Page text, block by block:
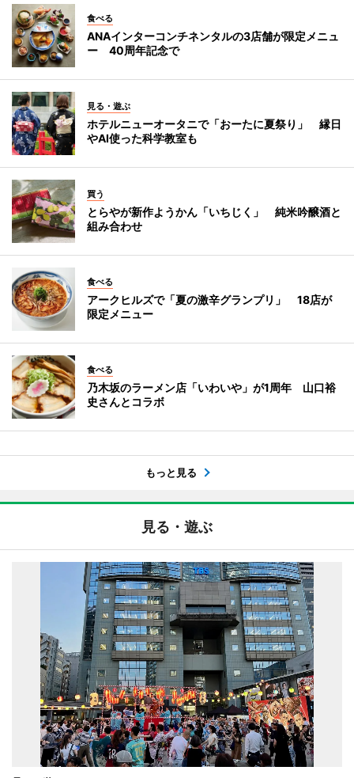
食べる
ANAインターコンチネンタルの3店舗が限定メニュ
ー 40周年記念で
見る・遊ぶ
ホテルニューオータニで「おーたに夏祭り」 縁日
やAI使った科学教室も
買う
とらやが新作ようかん「いちじく」 純米吟醸酒と
組み合わせ
食べる
アークヒルズで「夏の激辛グランプリ」 18店が
限定メニュー
食べる
乃木坂のラーメン店「いわいや」が1周年 山口裕
史さんとコラボ
もっと見る
見る・遊ぶ